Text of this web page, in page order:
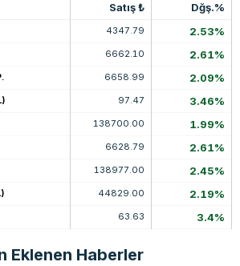
Satış ₺ Dğş.%
4347.79 2.53%
6662.10 2.61%
6658.99 2.09%
97.47 3.46%
138700.00 1.99%
6628.79 2.61%
138977.00 2.45%
44829.00 2.19%
63.63 3.4%
Eklenen Haberler